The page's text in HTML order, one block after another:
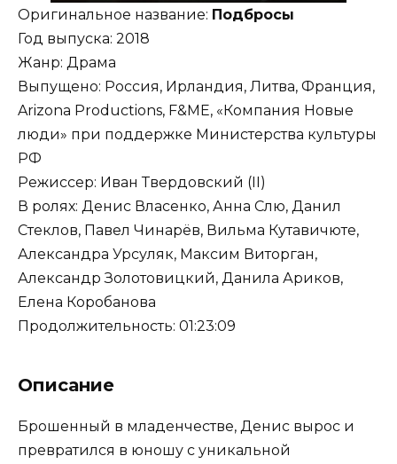
Оригинальное название: Подбросы
Год выпуска: 2018
Жанр: Драма
Выпущено: Россия, Ирландия, Литва, Франция,
Arizona Productions, F&ME, «Компания Новые
люди» при поддержке Министерства культуры
РФ
Режиссер: Иван Твердовский (II)
В ролях: Денис Власенко, Анна Слю, Данил
Стеклов, Павел Чинарёв, Вильма Кутавичюте,
Александра Урсуляк, Максим Виторган,
Александр Золотовицкий, Данила Ариков,
Елена Коробанова
Продолжительность: 01:23:09
Описание
Брошенный в младенчестве, Денис вырос и
превратился в юношу с уникальной